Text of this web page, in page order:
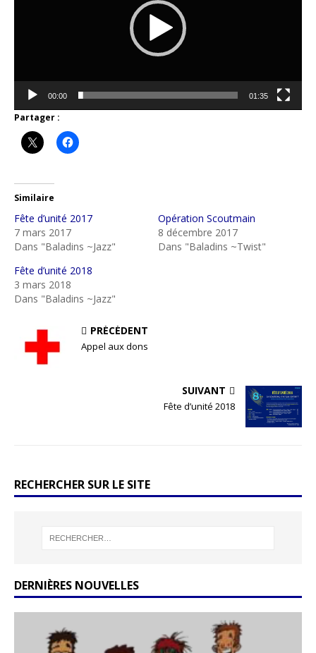
00:00 01:35
Partager :
Similaire
Fête d’unité 2017
7 mars 2017
Dans "Baladins ~Jazz"
Opération Scoutmain
8 décembre 2017
Dans "Baladins ~Twist"
Fête d’unité 2018
3 mars 2018
Dans "Baladins ~Jazz"
PRÉCÉDENT
Appel aux dons
SUIVANT
Fête d’unité 2018
RECHERCHER SUR LE SITE
DERNIÈRES NOUVELLES